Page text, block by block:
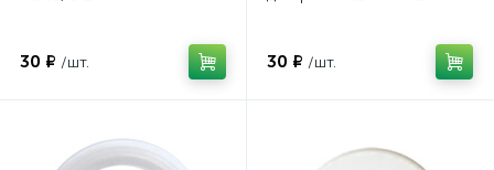
30 ₽ /шт. 30 ₽ /шт.